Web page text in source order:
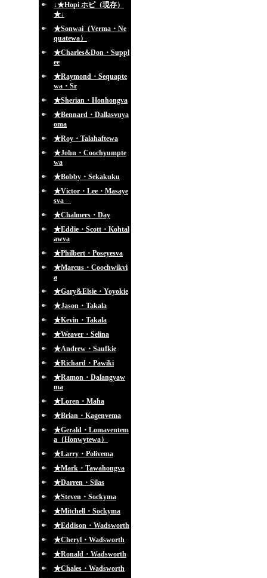
↓★Hopi ホピ（現存）
★↓
★Sonwai（Verma・Ne
quatewa）
★Charles&Don・Suppl
ee
★Raymond・Sequapte
wa・Sr
★Sherian・Honhongva
★Bennard・Dallasvuya
oma
★Roy・Talahaftewa
★John・Coochyumpte
wa
★Bobby・Sekakuku
★Victor・Lee・Masaye
sva
★Chalmers・Day
★Eddie・Scott・Kohtal
awva
★Philbert・Poseyesva
★Marcus・Coochwikvi
a
★Gary&Elsie・Yoyokie
★Jason・Takala
★Kevin・Takala
★Weaver・Selina
★Andrew・Saufkie
★Richard・Pawiki
★Ramon・Dalangyaw
ma
★Loren・Maha
★Brian・Kagenvema
★Gerald・Lomaventem
a（Honwytewa）
★Larry・Polivema
★Mark・Tawahongva
★Darren・Silas
★Steven・Sockyma
★Mitchell・Sockyma
★Eddison・Wadsworth
★Cheryl・Wadsworth
★Ronald・Wadsworth
★Chales・Wadsworth